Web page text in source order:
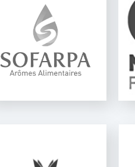
NEW WAY FARMA
K-One
PHARMACEUTICALS